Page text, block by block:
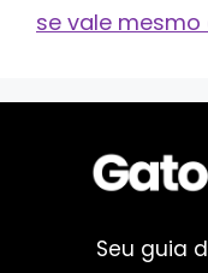
se vale mesmo
Seu guia